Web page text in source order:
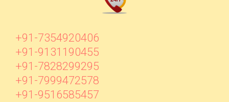
+91-7354920406
+91-9131190455
+91-7828299295
+91-7999472578
+91-9516585457